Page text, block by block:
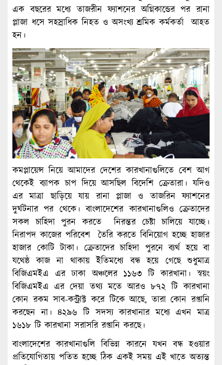
এক বছরের মধ্যে তাজরীন ফ্যাশনের অগ্নিকান্ডের পর রানা
প্লাজা ধসে সহস্রাধিক নিহত ও অসংখ্য শ্রমিক কর্মকর্তা আহত
হন।
কমপ্লায়েন্স নিয়ে আমাদের দেশের কারখানাগুলিতে বেশ আগ
থেকেই ব্যাপক চাপ দিয়ে আসছিল বিদেশি ক্রেতারা। যদিও
এর মাত্রা ছাড়িয়ে যায় রানা প্লাজা ও তাজরিন ফ্যাশনের
দুর্ঘটনার পর থেকে। বাংলাদেশের কারখানাগুলিও ক্রেতাদের
সকল চাহিদা পুরন করতে নিরন্তর চেষ্টা চালিয়ে যাচ্ছে।
নিরাপদ কাজের পরিবেশ তৈরি করতে বিনিয়োগ হচ্ছে হাজার
হাজার কোটি টাকা। ক্রেতাদের চাহিদা পুরনে ব্যর্থ হয়ে বা
যথেষ্ঠ কাজ না থাকায় ইতিমধ্যে বন্ধ হয়ে গেছে শুধুমাত্র
বিজিএমইএ এর ঢাকা অঞ্চলের ১১৬৩ টি কারখানা। স্বয়ং
বিজিএমইএ এর দেয়া তথ্য মতে আরও ৮৭২ টি কারখানা
কোন রকম সাব-কন্ট্রাক্ট করে টিকে আছে, তারা কোন রপ্তানি
করছেন না। ৪২৯৬ টি সদস্য কারখানার মধ্যে এখন মাত্র
১৬১৮ টি কারখানা সরাসরি রপ্তানি করছে।
বাংলাদেশের কারখানাগুলি বিভিন্ন কারনে যখন বন্ধ হওয়ার
প্রতিযোগিতায় পতিত হচ্ছে ঠিক একই সময় এই খাতে অত্যন্ত